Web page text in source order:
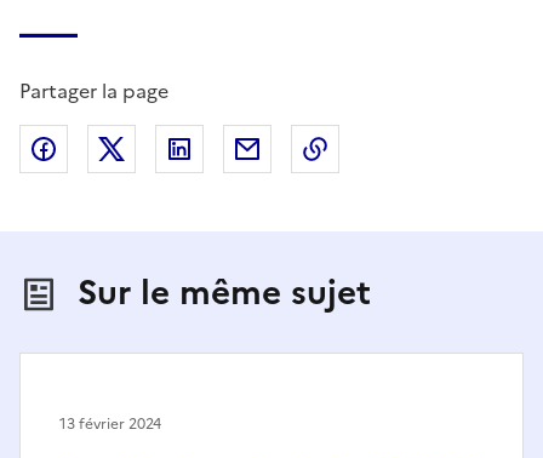
Partager la page
Partager sur Facebook
Partager sur X (anciennement Twitter)
Partager sur LinkedIn
Partager par email
Sur le même sujet
13 février 2024